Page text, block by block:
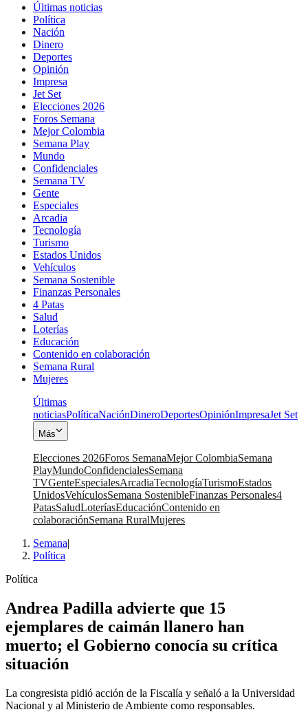
Últimas noticias
Política
Nación
Dinero
Deportes
Opinión
Impresa
Jet Set
Elecciones 2026
Foros Semana
Mejor Colombia
Semana Play
Mundo
Confidenciales
Semana TV
Gente
Especiales
Arcadia
Tecnología
Turismo
Estados Unidos
Vehículos
Semana Sostenible
Finanzas Personales
4 Patas
Salud
Loterías
Educación
Contenido en colaboración
Semana Rural
Mujeres
Últimas
noticiasPolíticaNaciónDineroDeportesOpiniónImpresaJet Set
Más
Elecciones 2026Foros SemanaMejor ColombiaSemana
PlayMundoConfidencialesSemana
TVGenteEspecialesArcadiaTecnologíaTurismoEstados
UnidosVehículosSemana SostenibleFinanzas Personales4
PatasSaludLoteríasEducaciónContenido en
colaboraciónSemana RuralMujeres
Semana|
Política
Política
Andrea Padilla advierte que 15
ejemplares de caimán llanero han
muerto; el Gobierno conocía su crítica
situación
La congresista pidió acción de la Fiscalía y señaló a la Universidad
Nacional y al Ministerio de Ambiente como responsables.